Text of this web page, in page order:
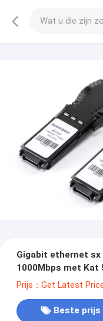
Gigabit ethernet
1000Mbps met Kat
Prijs：Get Latest
Beste prijs